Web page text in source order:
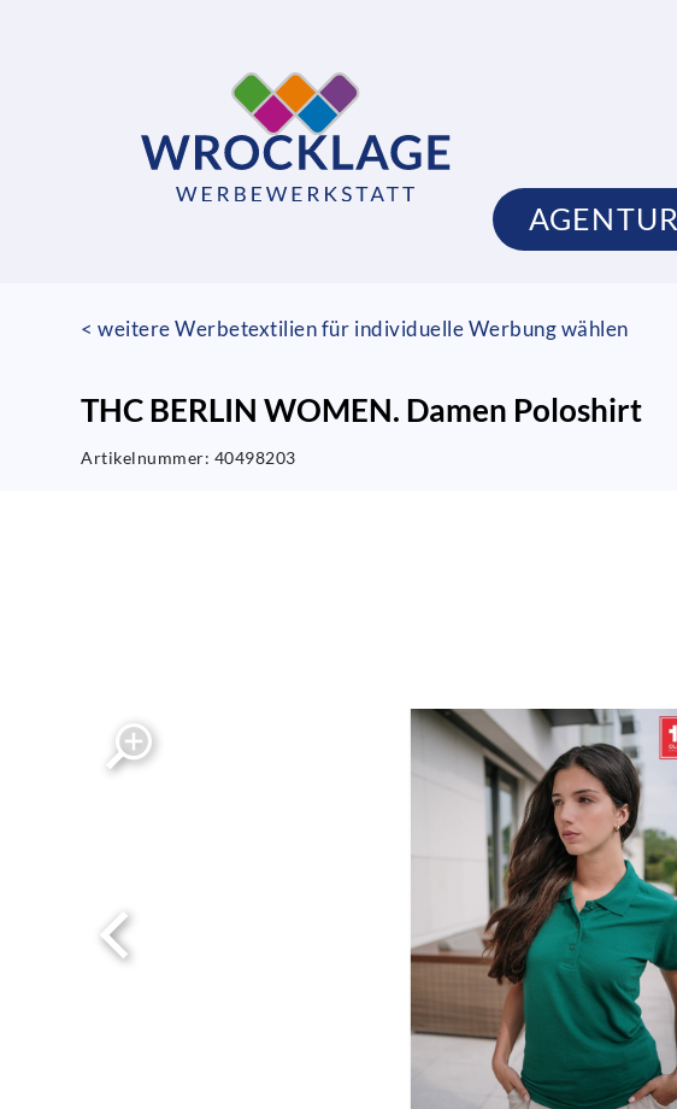
AGENTUR
< weitere Werbetextilien für individuelle Werbung wählen
THC BERLIN WOMEN. Damen Poloshirt
Artikelnummer: 40498203